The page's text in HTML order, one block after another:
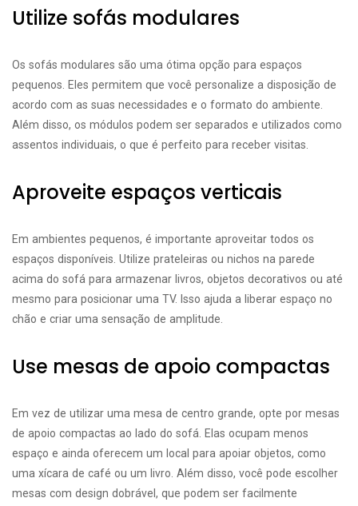
Utilize sofás modulares
Os sofás modulares são uma ótima opção para espaços
pequenos. Eles permitem que você personalize a disposição de
acordo com as suas necessidades e o formato do ambiente.
Além disso, os módulos podem ser separados e utilizados como
assentos individuais, o que é perfeito para receber visitas.
Aproveite espaços verticais
Em ambientes pequenos, é importante aproveitar todos os
espaços disponíveis. Utilize prateleiras ou nichos na parede
acima do sofá para armazenar livros, objetos decorativos ou até
mesmo para posicionar uma TV. Isso ajuda a liberar espaço no
chão e criar uma sensação de amplitude.
Use mesas de apoio compactas
Em vez de utilizar uma mesa de centro grande, opte por mesas
de apoio compactas ao lado do sofá. Elas ocupam menos
espaço e ainda oferecem um local para apoiar objetos, como
uma xícara de café ou um livro. Além disso, você pode escolher
mesas com design dobrável, que podem ser facilmente